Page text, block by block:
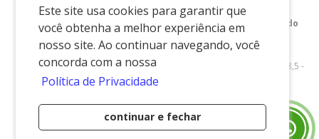
Este site usa cookies para garantir que
você obtenha a melhor experiência em
nosso site. Ao continuar navegando, você
concorda com a nossa
Política de Privacidade
continuar e fechar
Preços e condições exclusivos para o
www.xingoembalagens.com.br e para o televendas, podendo
sofrer alterações sem prévia notiﬁcação.
Xingó Embalagens|62.438.429/0001-12|
www.xingoembalagens.com.br| Rodovia Prefeito Aziz Lian, Km 28,5 -
s/n - Borda da Mata - Jaguariúna/SP - 13916-875 - E-mail:
Desenvolvido por